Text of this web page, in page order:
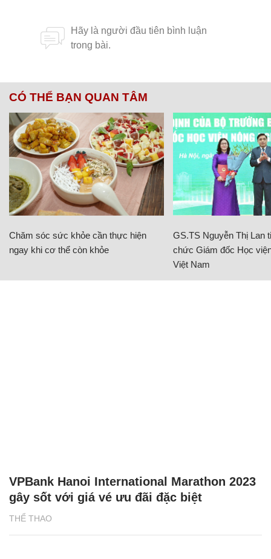
CÓ THỂ BẠN QUAN TÂM
Chăm sóc sức khỏe cần thực hiện
ngay khi cơ thể còn khỏe
GS.TS Nguyễn Thị Lan
chức Giám đốc Học
Việt Nam
THỂ THAO
VPBank Hanoi International Marathon 2023
gây sốt với giá vé ưu đãi đặc biệt